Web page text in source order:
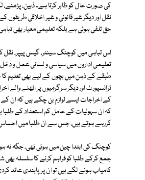
کی صورت حال کو ظاہر کرتا ہے۔ ذہین، پڑھنے،
نقل اور دیگر غیر قانونی و غیر اخلاقی
حق تلفی ہوئی ہے بلکہ تعلیمی معیار بھی
اس تباہی میں کوچنگ سینٹر، گیس پیپر، نقل
تعلیمی اداروں میں سیاسی و لسانی عمل و
طبقے کے ذہن میں بچوں کے لیے بھی تعلیم کا
ٹرانسپورٹ اور دیگر سرگرمیوں پر اٹھنے
کے اخراجات ایسے لوازم بن چکے ہیں کہ ان
کہ ان سہولیات کے حامل کم استعداد کے طلبا
کررہے ہوتے ہیں، جس سے ان طلبا میں احساس
کوچنگ کی ابتدا چین میں ہوئی تھی، جگہ نہ
جمع کرکے طلبا کو فراہم کرنے کا سلسلہ
کامیاب ہونے لگے ہیں تو ان پر پابندی عائد